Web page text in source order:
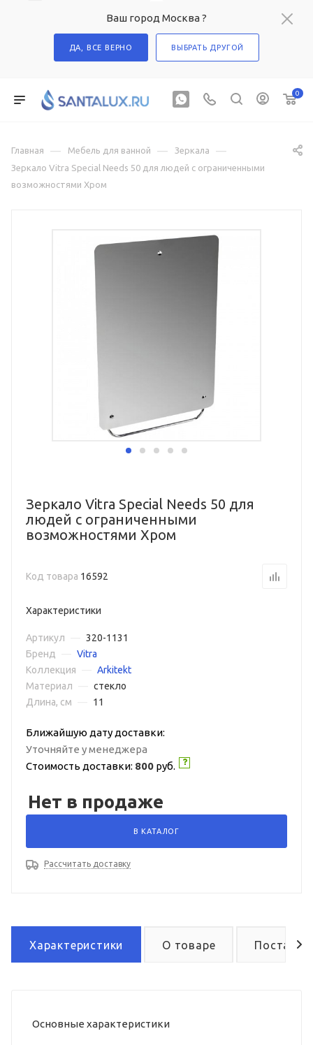
Ваш город Москва ?
ДА, ВСЕ ВЕРНО ВЫБРАТЬ ДРУГОЙ
0
Главная — Мебель для ванной — Зеркала —
Зеркало Vitra Special Needs 50 для людей с ограниченными
возможностями Хром
Зеркало Vitra Special Needs 50 для
людей с ограниченными
возможностями Хром
Код товара 16592
Характеристики
Артикул
320-1131
Бренд
Vitra
Коллекция
Arkitekt
Материал
стекло
Длина, см
11
Ближайшую дату доставки:
Уточняйте у менеджера
Стоимость доставки: 800 руб.
Нет в продаже
В КАТАЛОГ
Рассчитать доставку
Характеристики О товаре Поставка
Основные характеристики